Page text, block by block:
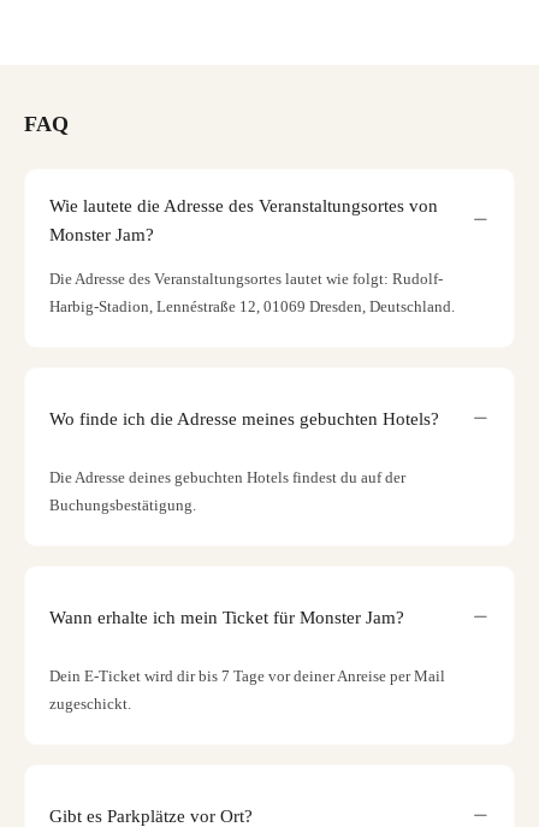
FAQ
Wie lautete die Adresse des Veranstaltungsortes von
Monster Jam?
Die Adresse des Veranstaltungsortes lautet wie folgt: Rudolf-
Harbig-Stadion, Lennéstraße 12, 01069 Dresden, Deutschland.
Wo finde ich die Adresse meines gebuchten Hotels?
Die Adresse deines gebuchten Hotels findest du auf der
Buchungsbestätigung.
Wann erhalte ich mein Ticket für Monster Jam?
Dein E-Ticket wird dir bis 7 Tage vor deiner Anreise per Mail
zugeschickt.
Gibt es Parkplätze vor Ort?